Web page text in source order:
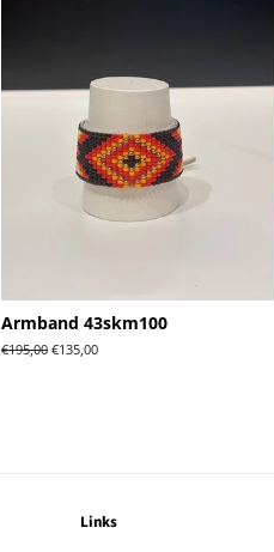
Armband 43skm100
Normale
€195,00 Aanbiedingsprijs
€135,00
Links